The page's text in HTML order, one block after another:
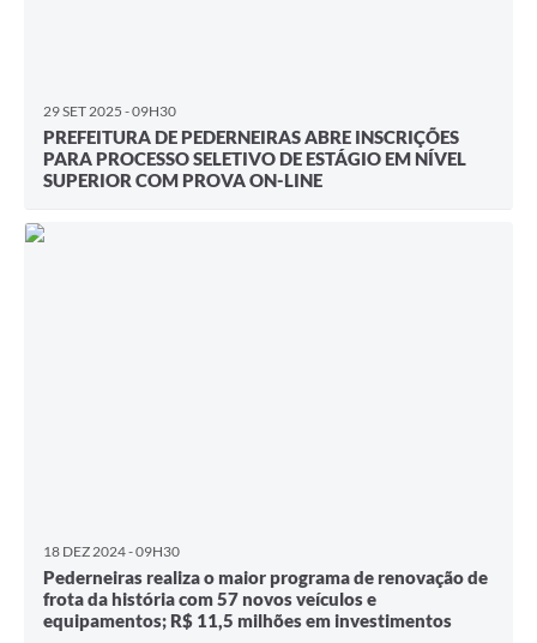
29 SET 2025 - 09H30
PREFEITURA DE PEDERNEIRAS ABRE INSCRIÇÕES
PARA PROCESSO SELETIVO DE ESTÁGIO EM NÍVEL
SUPERIOR COM PROVA ON-LINE
18 DEZ 2024 - 09H30
Pederneiras realiza o maior programa de renovação de
frota da história com 57 novos veículos e
equipamentos; R$ 11,5 milhões em investimentos